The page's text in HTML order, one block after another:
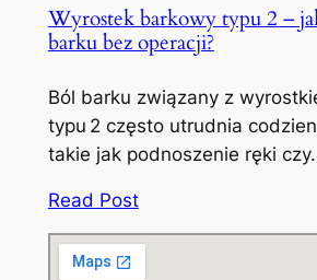
Wyrostek barkowy typu 2 –
barku bez operacji?
Ból barku związany z
typu 2 często utrudnia
takie jak podnoszenie ręki
Read Post